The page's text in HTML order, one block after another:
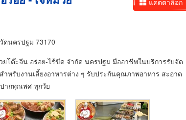
แคตตาล็อก
นครปฐม 73170
โต๊ะจีน อร่อย-ไร้ขีด จำกัด นครปฐม มืออาชีพในบริการรับจัด
หรับงานเลี้ยงอาหารต่าง ๆ รับประกันคุณภาพอาหาร สะอาด
ากทุกเพศ ทุกวัย